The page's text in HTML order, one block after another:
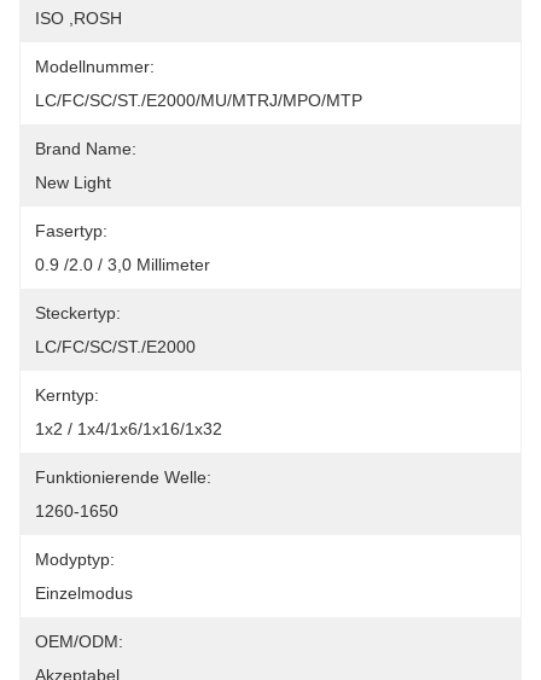
ISO ,ROSH
Modellnummer:
LC/FC/SC/ST./E2000/MU/MTRJ/MPO/MTP
Brand Name:
New Light
Fasertyp:
0.9 /2.0 / 3,0 Millimeter
Steckertyp:
LC/FC/SC/ST./E2000
Kerntyp:
1x2 / 1x4/1x6/1x16/1x32
Funktionierende Welle:
1260-1650
Modyptyp:
Einzelmodus
OEM/ODM:
Akzeptabel